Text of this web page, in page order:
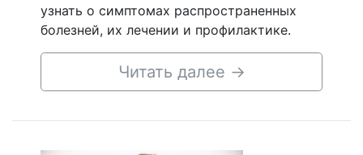
узнать о симптомах распространенных
болезней, их лечении и профилактике.
Читать далее →